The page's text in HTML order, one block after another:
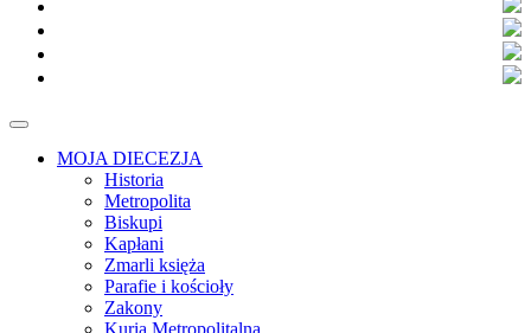
MOJA DIECEZJA
Historia
Metropolita
Biskupi
Kapłani
Zmarli księża
Parafie i kościoły
Zakony
Kuria Metropolitalna